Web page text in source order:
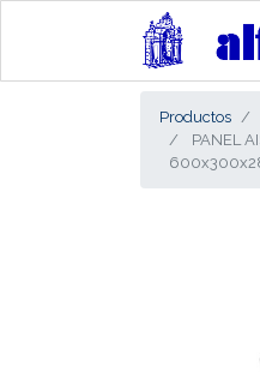
Productos
PANEL